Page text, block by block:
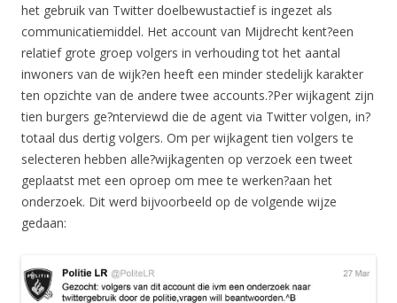
het gebruik van Twitter doelbewustactief is ingezet als
communicatiemiddel. Het account van Mijdrecht kent?een
relatief grote groep volgers in verhouding tot het aantal
inwoners van de wijk?en heeft een minder stedelijk karakter
ten opzichte van de andere twee accounts.?Per wijkagent zijn
tien burgers ge?nterviewd die de agent via Twitter volgen, in?
totaal dus dertig volgers. Om per wijkagent tien volgers te
selecteren hebben alle?wijkagenten op verzoek een tweet
geplaatst met een oproep om mee te werken?aan het
onderzoek. Dit werd bijvoorbeeld op de volgende wijze
gedaan: